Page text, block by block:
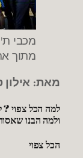
מתוך
מאת: אילון
למה הכל צפוי ?
ולמה הבנו
הכל צפוי